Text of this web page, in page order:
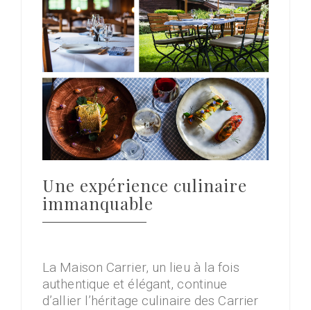
Une expérience culinaire
immanquable
La Maison Carrier, un lieu à la fois
authentique et élégant, continue
d’allier l’héritage culinaire des Carrier